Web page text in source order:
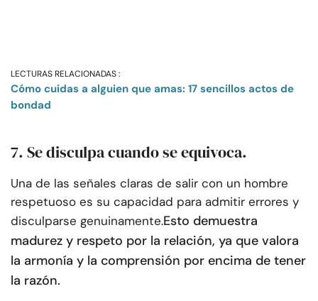
LECTURAS RELACIONADAS :
Cómo cuidas a alguien que amas: 17 sencillos actos de
bondad
7. Se disculpa cuando se equivoca.
Una de las señales claras de salir con un hombre
respetuoso es su capacidad para admitir errores y
disculparse genuinamente.Esto demuestra
madurez y respeto por la relación, ya que valora
la armonía y la comprensión por encima de tener
la razón.